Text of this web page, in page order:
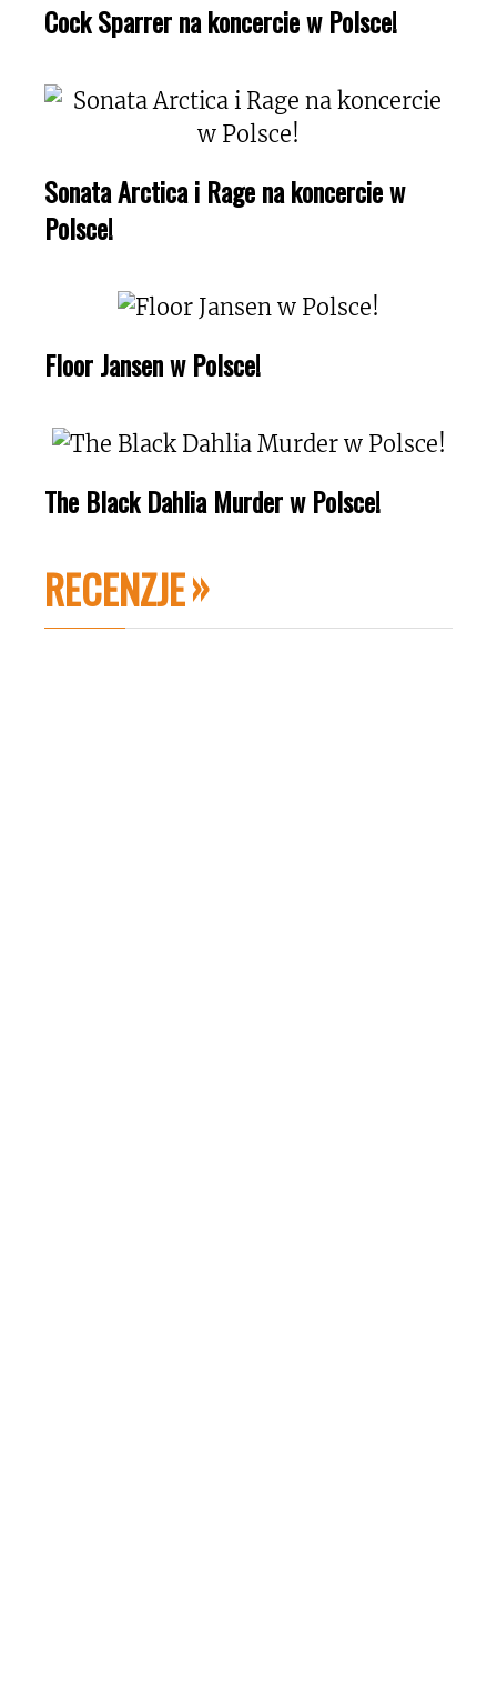
Cock Sparrer na koncercie w Polsce!
Sonata Arctica i Rage na koncercie w
Polsce!
Floor Jansen w Polsce!
The Black Dahlia Murder w Polsce!
RECENZJE